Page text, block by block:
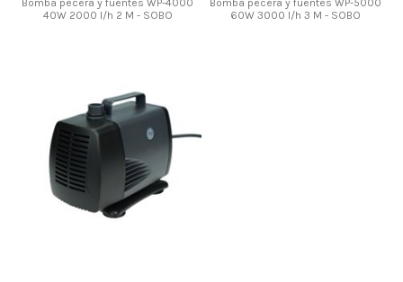
Bomba pecera y fuentes WP-4000
40W 2000 l/h 2 M - SOBO
Bomba pecera y fuentes WP-5000
60W 3000 l/h 3 M - SOBO